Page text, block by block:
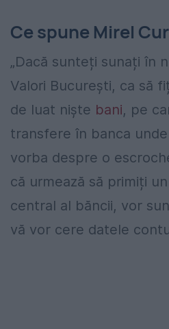
Ce spune Mirel
„Dacă sunteți sunați în
Valori București, ca să
de luat niște bani, pe
transfere în banca
vorba despre o
că urmează să primiți
central al băncii, vor
vă vor cere datele